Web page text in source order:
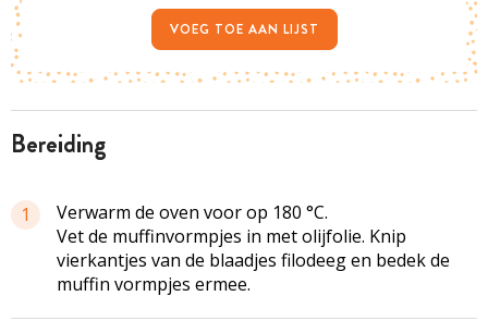
bereiding
1
Verwarm de oven voor op 180 °C.
Vet de muffinvormpjes in met olijfolie. Knip
vierkantjes van de blaadjes filodeeg en bedek de
muffin vormpjes ermee.
VOEG TOE AAN LIJST